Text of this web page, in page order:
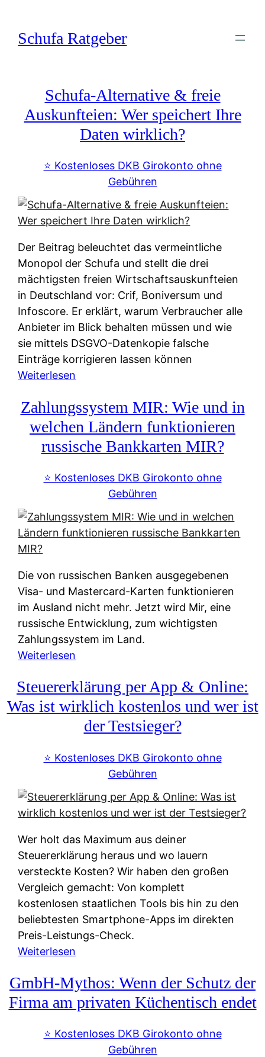
springen
Schufa Ratgeber
Schufa-Alternative & freie
Auskunfteien: Wer speichert Ihre
Daten wirklich?
⭐️ Kostenloses DKB Girokonto ohne
Gebühren
Der Beitrag beleuchtet das vermeintliche
Monopol der Schufa und stellt die drei
mächtigsten freien Wirtschaftsauskunfteien
in Deutschland vor: Crif, Boniversum und
Infoscore. Er erklärt, warum Verbraucher alle
Anbieter im Blick behalten müssen und wie
sie mittels DSGVO-Datenkopie falsche
Einträge korrigieren lassen können
Weiterlesen
c
h
u
f
-
l
t
n
a
t
i
v
e
&
f
r
e
u
s
u
n
f
t
e
i
e
W
e
r
s
Zahlungssystem MIR: Wie und in
welchen Ländern funktionieren
russische Bankkarten MIR?
⭐️ Kostenloses DKB Girokonto ohne
Gebühren
Die von russischen Banken ausgegebenen
Visa- und Mastercard-Karten funktionieren
im Ausland nicht mehr. Jetzt wird Mir, eine
russische Entwicklung, zum wichtigsten
Zahlungssystem im Land.
Weiterlesen
a
h
g
s
y
t
e
m
M
I
R
:
W
e
u
d
Steuererklärung per App & Online:
Was ist wirklich kostenlos und wer ist
der Testsieger?
⭐️ Kostenloses DKB Girokonto ohne
Gebühren
Wer holt das Maximum aus deiner
Steuererklärung heraus und wo lauern
versteckte Kosten? Wir haben den großen
Vergleich gemacht: Von komplett
kostenlosen staatlichen Tools bis hin zu den
beliebtesten Smartphone-Apps im direkten
Preis-Leistungs-Check.
Weiterlesen
t
e
u
e
GmbH-Mythos: Wenn der Schutz der
Firma am privaten Küchentisch endet
⭐️ Kostenloses DKB Girokonto ohne
Gebühren